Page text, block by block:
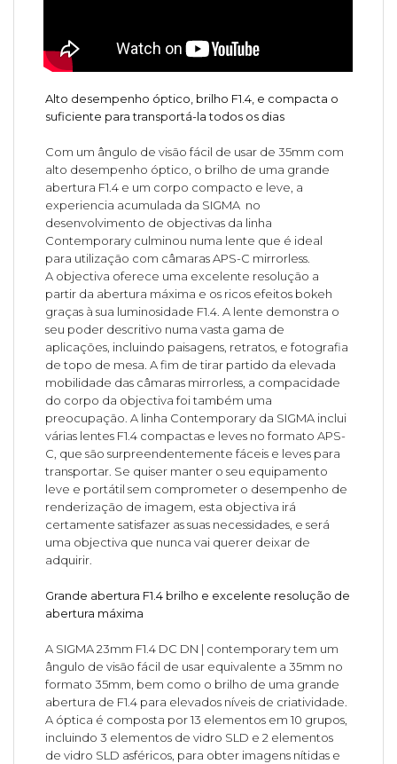
Alto desempenho óptico, brilho F1.4, e compacta o
suficiente para transportá-la todos os dias
Com um ângulo de visão fácil de usar de 35mm com
alto desempenho óptico, o brilho de uma grande
abertura F1.4 e um corpo compacto e leve, a
experiencia acumulada da SIGMA no
desenvolvimento de objectivas da linha
Contemporary culminou numa lente que é ideal
para utilização com câmaras APS-C mirrorless.
A objectiva oferece uma excelente resolução a
partir da abertura máxima e os ricos efeitos bokeh
graças à sua luminosidade F1.4. A lente demonstra o
seu poder descritivo numa vasta gama de
aplicações, incluindo paisagens, retratos, e fotografia
de topo de mesa. A fim de tirar partido da elevada
mobilidade das câmaras mirrorless, a compacidade
do corpo da objectiva foi também uma
preocupação. A linha Contemporary da SIGMA inclui
várias lentes F1.4 compactas e leves no formato APS-
C, que são surpreendentemente fáceis e leves para
transportar. Se quiser manter o seu equipamento
leve e portátil sem comprometer o desempenho de
renderização de imagem, esta objectiva irá
certamente satisfazer as suas necessidades, e será
uma objectiva que nunca vai querer deixar de
adquirir.
Grande abertura F1.4 brilho e excelente resolução de
abertura máxima
A SIGMA 23mm F1.4 DC DN | contemporary tem um
ângulo de visão fácil de usar equivalente a 35mm no
formato 35mm, bem como o brilho de uma grande
abertura de F1.4 para elevados níveis de criatividade.
A óptica é composta por 13 elementos em 10 grupos,
incluindo 3 elementos de vidro SLD e 2 elementos
de vidro SLD asféricos, para obter imagens nítidas e